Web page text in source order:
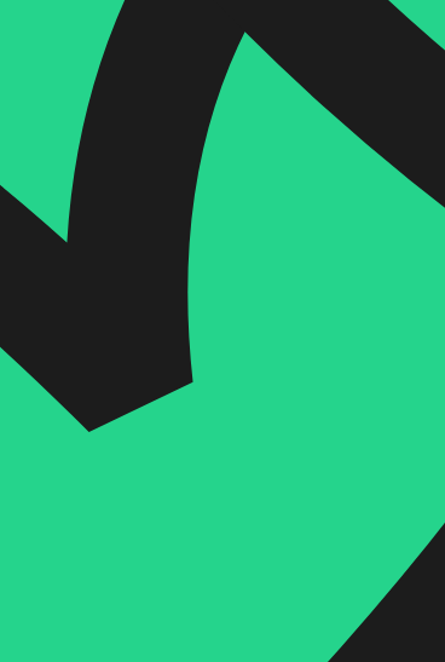
איזה פורמט בא לך?
₪